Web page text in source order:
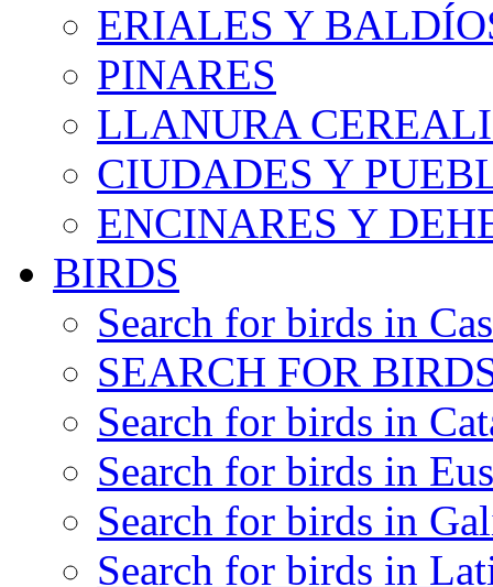
ERIALES Y
PINARES
LLANURA
CIUDADES Y
ENCINARES Y
BIRDS
Search for birds in
SEARCH FOR
Search for birds in
Search for birds in
Search for birds in
Search for birds in